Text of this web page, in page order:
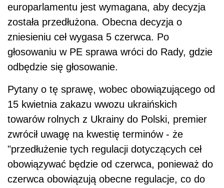
europarlamentu jest wymagana, aby decyzja
została przedłużona. Obecna decyzja o
zniesieniu ceł wygasa 5 czerwca. Po
głosowaniu w PE sprawa wróci do Rady, gdzie
odbędzie się głosowanie.
Pytany o tę sprawę, wobec obowiązującego od
15 kwietnia zakazu wwozu ukraińskich
towarów rolnych z Ukrainy do Polski, premier
zwrócił uwagę na kwestię terminów - że
"przedłużenie tych regulacji dotyczących ceł
obowiązywać będzie od czerwca, ponieważ do
czerwca obowiązują obecne regulacje, co do